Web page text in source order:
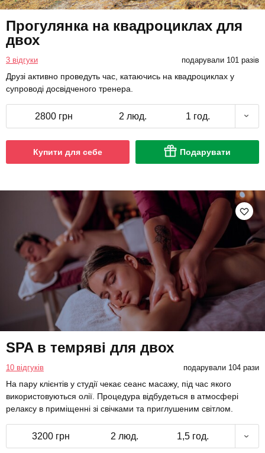
Прогулянка на квадроциклах для
двох
3 відгуки подарували 101 разів
Друзі активно проведуть час, катаючись на квадроциклах у
супроводі досвідченого тренера.
2800 грн 2 люд. 1 год.
Купити для себе Подарувати
SPA в темряві для двох
10 відгуків подарували 104 рази
На пару клієнтів у студії чекає сеанс масажу, під час якого
використовуються олії. Процедура відбудеться в атмосфері
релаксу в приміщенні зі свічками та приглушеним світлом.
3200 грн 2 люд. 1,5 год.